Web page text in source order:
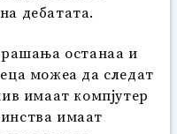
дебатата.
останаа и
можеа да следат
имаат компјутер
имаат